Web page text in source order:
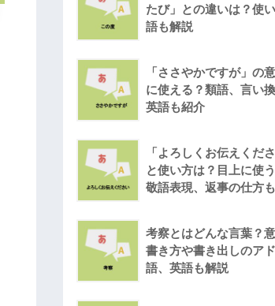
たび」との違いは？使
語も解説
「ささやかですが」の
に使える？類語、言い換
英語も紹介
「よろしくお伝えくだ
と使い方は？目上に使
敬語表現、返事の仕方
考察とはどんな言葉？意
書き方や書き出しのア
語、英語も解説